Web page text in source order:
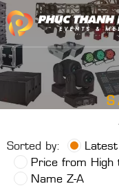
Sorted by: Latest
Price from High
Name Z-A